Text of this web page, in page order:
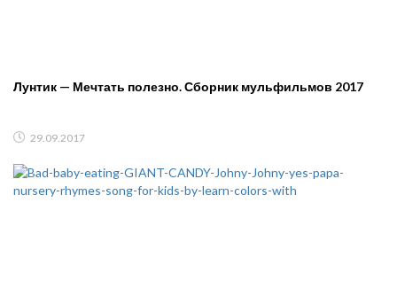
Лунтик — Мечтать полезно. Сборник мульфильмов 2017
29.09.2017